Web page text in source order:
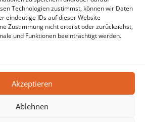
Technologien zustimmst, können wir Daten
eindeutige IDs auf dieser Website
Zustimmung nicht erteilst oder zurückziehst,
und Funktionen beeinträchtigt werden.
Akzeptieren
Ablehnen
daran, IT-Probleme von
verhindern – statt Brände zu
löschen.